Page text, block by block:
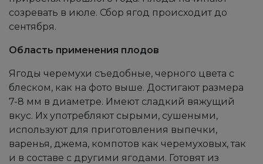
созревать в июле. Сбор ягод происходит до
сентября.
Область применения плодов
Ягоды черемухи съедобные, черного цвета с
блеском, как на фото выше. Достигают размера
7-8 мм в диаметре. Имеют сладкий вяжущий
вкус. Их употребляют сырыми, сушеными,
используют для приготовления выпечки,
варенья, джема, компотов как черемуховых, так
и в составе с другими ягодами. Готовят из